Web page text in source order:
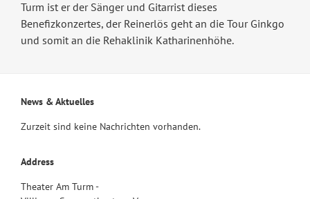
Turm ist er der Sänger und Gitarrist dieses
Benefizkonzertes, der Reinerlös geht an die Tour Ginkgo
und somit an die Rehaklinik Katharinenhöhe.
News & Aktuelles
Zurzeit sind keine Nachrichten vorhanden.
Address
Theater Am Turm -